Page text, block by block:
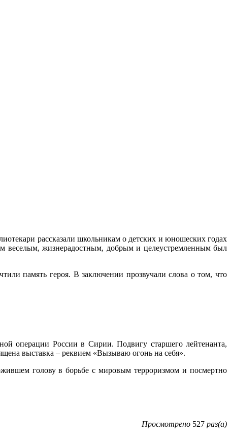
рассказали школьникам о детских и юношеских годах
веселым, жизнерадостным, добрым и целеустремленным был
память героя. В заключении прозвучали слова о том, что
операции России в Сирии. Подвигу старшего лейтенанта,
выставка – реквием «Вызываю огонь на себя».
голову в борьбе с мировым терроризмом и посмертно
Просмотрено 527 раз(а)